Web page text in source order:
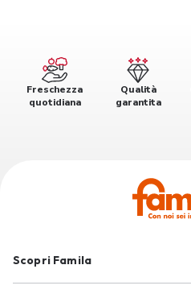
Freschezza
quotidiana
Qualità
garantita
Scopri Famila